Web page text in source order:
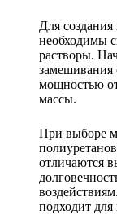
Для
необходимы
растворы.
замешивания
мощностью
массы.
При выборе
отличаются
подходит